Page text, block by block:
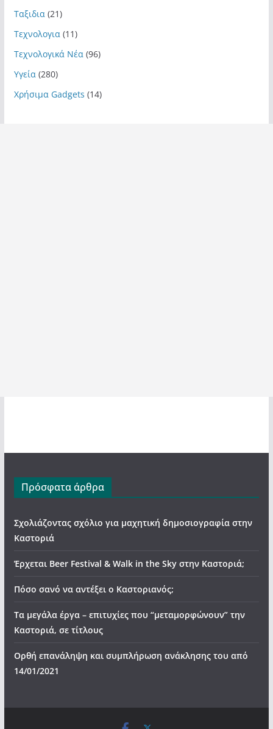
Ταξιδια(21)
Τεχνολογια(11)
Τεχνολογικά Νέα(96)
Υγεία(280)
Χρήσιμα Gadgets (14)
Πρόσφατα άρθρα
Σχολιάζοντας σχόλιο για μαχητική δημοσιογραφία στην
Καστοριά
Έρχεται Beer Festival & Walk in the Sky στην Καστοριά;
Πόσο σανό να αντέξει ο Καστοριανός;
Τα μεγάλα έργα – επιτυχίες που “μεταμορφώνουν” την
Καστοριά, σε τίτλους
Ορθή επανάληψη και συμπλήρωση ανάκλησης του από
14/01/2021